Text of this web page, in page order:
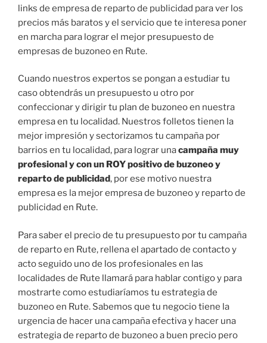
links de empresa de reparto de publicidad para ver los
precios más baratos y el servicio que te interesa poner
en marcha para lograr el mejor presupuesto de
empresas de buzoneo en Rute.
Cuando nuestros expertos se pongan a estudiar tu
caso obtendrás un presupuesto u otro por
confeccionar y dirigir tu plan de buzoneo en nuestra
empresa en tu localidad. Nuestros folletos tienen la
mejor impresión y sectorizamos tu campaña por
barrios en tu localidad, para lograr unacampaña muy
profesional y con un ROY positivo de buzoneo y
reparto de publicidad, por ese motivo nuestra
empresa es la mejor empresa de buzoneo y reparto de
publicidad en Rute.
Para saber el precio de tu presupuesto por tu campaña
de reparto en Rute, rellena el apartado de contacto y
acto seguido uno de los profesionales en las
localidades de Rute llamará para hablar contigo y para
mostrarte como estudiaríamos tu estrategia de
buzoneo en Rute. Sabemos que tu negocio tiene la
urgencia de hacer una campaña efectiva y hacer una
estrategia de reparto de buzoneo a buen precio pero